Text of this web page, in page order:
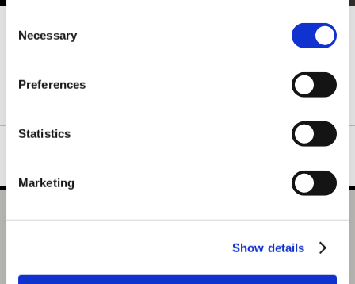
Selection
Necessary
Preferences
Statistics
Marketing
Show details
「モンスターハンター20周年-大狩猟展-」にて販売した記念グッ
ズの一部がイーカプコンにて予約受付中！
公式図録、アパレル、ライフスタイル雑貨など豊富なラインナッ
プとなっておりますので、お見逃しなく！！
モンスターハンター20周年-大狩猟展- Tシャツ 環境生物図